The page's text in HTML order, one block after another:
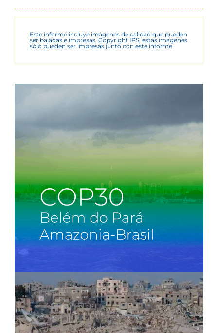
Este informe incluye imágenes de calidad que pueden
ser bajadas e impresas. Copyright IPS, estas imágenes
sólo pueden ser impresas junto con este informe